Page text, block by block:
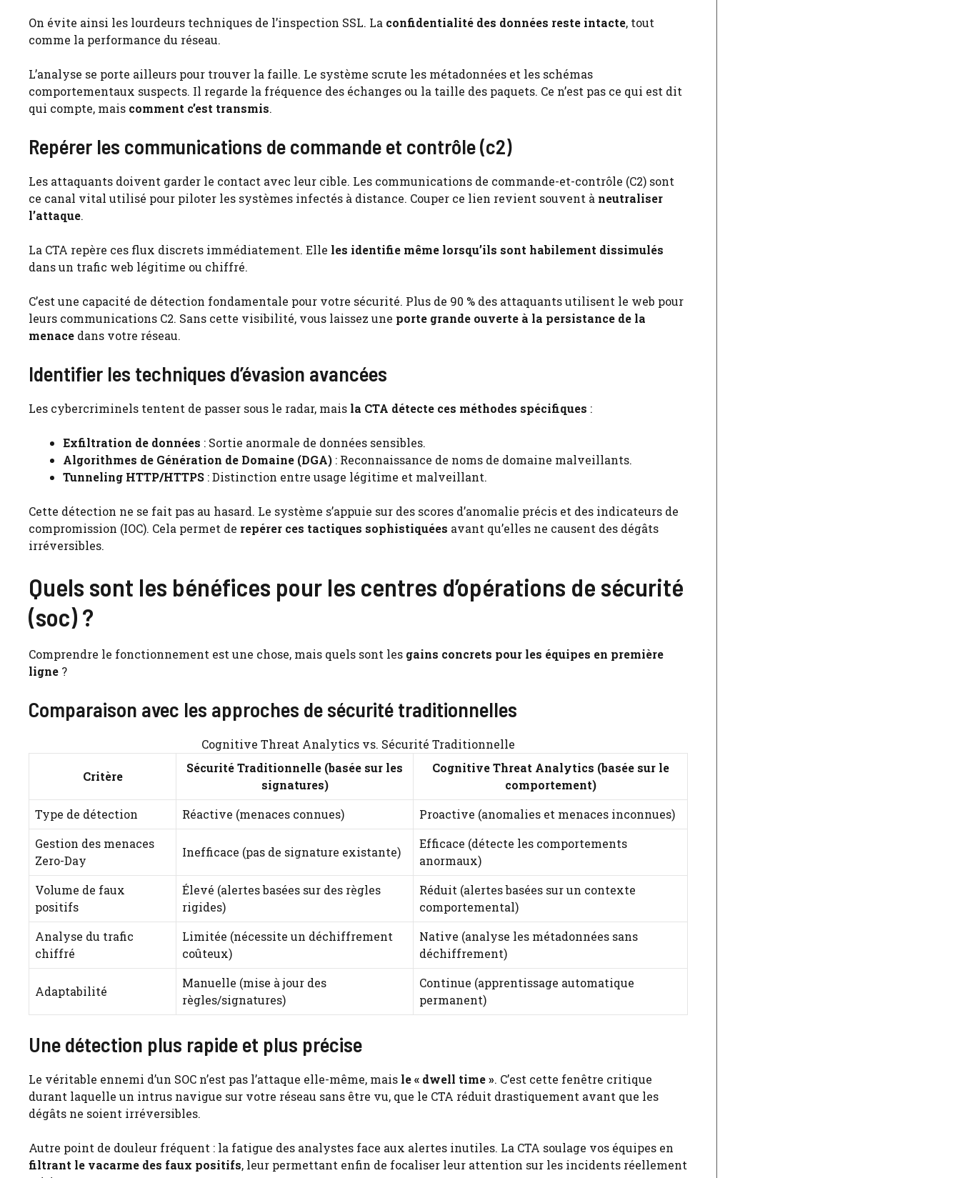
On évite ainsi les lourdeurs techniques de l’inspection SSL. La confidentialité des données reste intacte, tout
comme la performance du réseau.
L’analyse se porte ailleurs pour trouver la faille. Le système scrute les métadonnées et les schémas
comportementaux suspects. Il regarde la fréquence des échanges ou la taille des paquets. Ce n’est pas ce qui est dit
qui compte, mais comment c’est transmis.
Repérer les communications de commande et contrôle (c2)
Les attaquants doivent garder le contact avec leur cible. Les communications de commande-et-contrôle (C2) sont
ce canal vital utilisé pour piloter les systèmes infectés à distance. Couper ce lien revient souvent à neutraliser
l’attaque.
La CTA repère ces flux discrets immédiatement. Elle les identifie même lorsqu’ils sont habilement dissimulés
dans un trafic web légitime ou chiffré.
C’est une capacité de détection fondamentale pour votre sécurité. Plus de 90 % des attaquants utilisent le web pour
leurs communications C2. Sans cette visibilité, vous laissez une porte grande ouverte à la persistance de la
menace dans votre réseau.
Identifier les techniques d’évasion avancées
Les cybercriminels tentent de passer sous le radar, mais la CTA détecte ces méthodes spécifiques :
Exfiltration de données : Sortie anormale de données sensibles.
Algorithmes de Génération de Domaine (DGA) : Reconnaissance de noms de domaine malveillants.
Tunneling HTTP/HTTPS : Distinction entre usage légitime et malveillant.
Cette détection ne se fait pas au hasard. Le système s’appuie sur des scores d’anomalie précis et des indicateurs de
compromission (IOC). Cela permet de repérer ces tactiques sophistiquées avant qu’elles ne causent des dégâts
irréversibles.
Quels sont les bénéfices pour les centres d’opérations de sécurité
(soc) ?
Comprendre le fonctionnement est une chose, mais quels sont les gains concrets pour les équipes en première
ligne ?
Comparaison avec les approches de sécurité traditionnelles
Cognitive Threat Analytics vs. Sécurité Traditionnelle
Critère
Sécurité Traditionnelle (basée sur les
signatures)
Cognitive Threat Analytics (basée sur le
comportement)
Type de détection
Réactive (menaces connues)
Proactive (anomalies et menaces inconnues)
Gestion des menaces
Zero-Day
Inefficace (pas de signature existante)
Efficace (détecte les comportements
anormaux)
Volume de faux
positifs
Élevé (alertes basées sur des règles
rigides)
Réduit (alertes basées sur un contexte
comportemental)
Analyse du trafic
chiffré
Limitée (nécessite un déchiffrement
coûteux)
Native (analyse les métadonnées sans
déchiffrement)
Adaptabilité
Manuelle (mise à jour des
règles/signatures)
Continue (apprentissage automatique
permanent)
Une détection plus rapide et plus précise
Le véritable ennemi d’un SOC n’est pas l’attaque elle-même, mais le « dwell time ». C’est cette fenêtre critique
durant laquelle un intrus navigue sur votre réseau sans être vu, que le CTA réduit drastiquement avant que les
dégâts ne soient irréversibles.
Autre point de douleur fréquent : la fatigue des analystes face aux alertes inutiles. La CTA soulage vos équipes en
filtrant le vacarme des faux positifs, leur permettant enfin de focaliser leur attention sur les incidents réellement